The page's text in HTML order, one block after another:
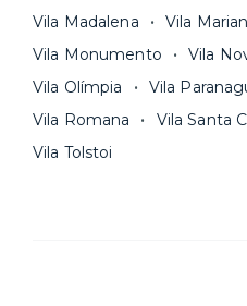
Vila Madalena
Vila
Vila Monumento
Vila
Vila Olímpia
Vila
Vila Romana
Vila Santa
Vila Tolstoi